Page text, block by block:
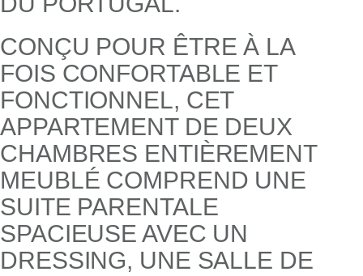
CONÇU POUR ÊTRE À LA
FOIS CONFORTABLE ET
FONCTIONNEL, CET
APPARTEMENT DE DEUX
CHAMBRES ENTIÈREMENT
MEUBLÉ COMPREND UNE
SUITE PARENTALE
SPACIEUSE AVEC UN
DRESSING, UNE SALLE DE